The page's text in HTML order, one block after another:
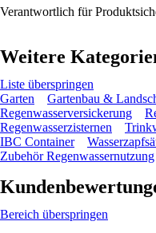
Verantwortlich für
Weitere
Liste überspringen
Garten
Gartenbau &
Regenwasserversickerung
Regenwasserzisternen
IBC Container
Zubehör Regenwassernutzung
Bereich überspringen